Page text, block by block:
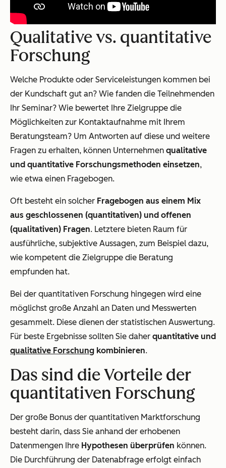
Qualitative vs. quantitative
Forschung
Welche Produkte oder Serviceleistungen kommen bei
der Kundschaft gut an? Wie fanden die Teilnehmenden
Ihr Seminar? Wie bewertet Ihre Zielgruppe die
Möglichkeiten zur Kontaktaufnahme mit Ihrem
Beratungsteam? Um Antworten auf diese und weitere
Fragen zu erhalten, können Unternehmen qualitative
und quantitative Forschungsmethoden einsetzen,
wie etwa einen Fragebogen.
Oft besteht ein solcher Fragebogen aus einem Mix
aus geschlossenen (quantitativen) und offenen
(qualitativen) Fragen. Letztere bieten Raum für
ausführliche, subjektive Aussagen, zum Beispiel dazu,
wie kompetent die Zielgruppe die Beratung
empfunden hat.
Bei der quantitativen Forschung hingegen wird eine
möglichst große Anzahl an Daten und Messwerten
gesammelt. Diese dienen der statistischen Auswertung.
Für beste Ergebnisse sollten Sie daher quantitative und
qualitative Forschung kombinieren.
Das sind die Vorteile der
quantitativen Forschung
Der große Bonus der quantitativen Marktforschung
besteht darin, dass Sie anhand der erhobenen
Datenmengen Ihre Hypothesen überprüfen können.
Die Durchführung der Datenabfrage erfolgt einfach